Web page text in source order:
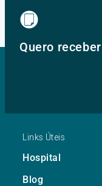
Quero
Links Úteis
Hospital
Blog